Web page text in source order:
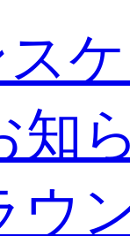
知
ウ